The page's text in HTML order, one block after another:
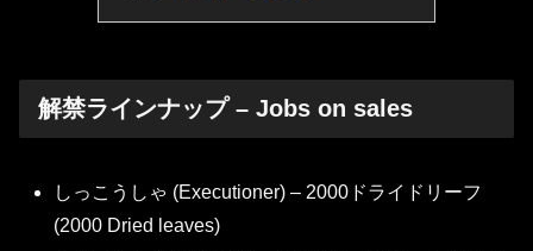
解禁ラインナップ – Jobs on sales
しっこうしゃ (Executioner) – 2000ドライドリーフ
(2000 Dried leaves)